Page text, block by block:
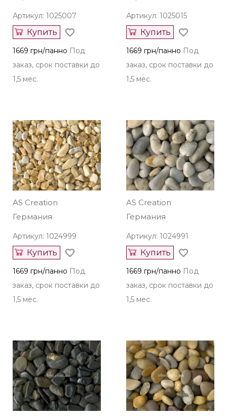
Артикул: 1025007
Купить
1669 грн/панно Под
заказ, срок поставки до
1,5 мес.
Артикул: 1025015
Купить
1669 грн/панно Под
заказ, срок поставки до
1,5 мес.
AS Creation
Германия
Артикул: 1024999
Купить
1669 грн/панно Под
заказ, срок поставки до
1,5 мес.
AS Creation
Германия
Артикул: 1024991
Купить
1669 грн/панно Под
заказ, срок поставки до
1,5 мес.